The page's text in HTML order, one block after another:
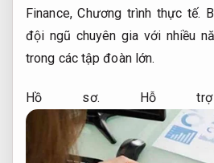
Finance,Chương trình thực tế.
đội ngũ chuyên gia với nhiều
trong các tập đoàn lớn.
Hồ sơ. Hỗ